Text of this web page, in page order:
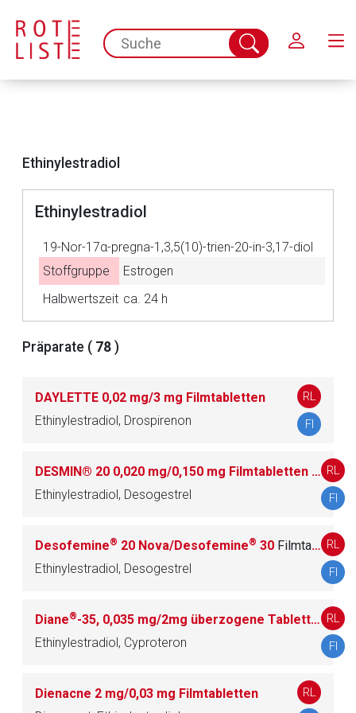
spc.search.input.placeholder
Suche
abschicken
Ethinylestradiol
Ethinylestradiol
19-Nor-17α-pregna-1,3,5(10)-trien-20-in-3,17-diol
Stoffgruppe
Estrogen
Halbwertszeit ca. 24 h
Präparate ( 78 )
DAYLETTE 0,02 mg/3 mg Filmtabletten
Ethinylestradiol, Drospirenon
RL
FI
DESMIN® 20 0,020 mg/0,150 mg Filmtabletten / DESMIN® 30 0,030 mg/0,150 mg Filmtabletten
Ethinylestradiol, Desogestrel
RL
FI
Desofemine® 20 Nova/Desofemine® 30 Filmtabletten
Ethinylestradiol, Desogestrel
RL
FI
Diane®-35, 0,035 mg/2mg überzogene Tabletten
Ethinylestradiol, Cyproteron
RL
FI
Dienacne 2 mg/0,03 mg Filmtabletten
RL
Der von Ihnen aufgerufene Link öffnet eine externe Web-
Betreiber verantwortlich. Ebenso gelten dort ggf. andere
Datenschutzbestimmungen.
Zurück zur rote-liste.de Zur Seite